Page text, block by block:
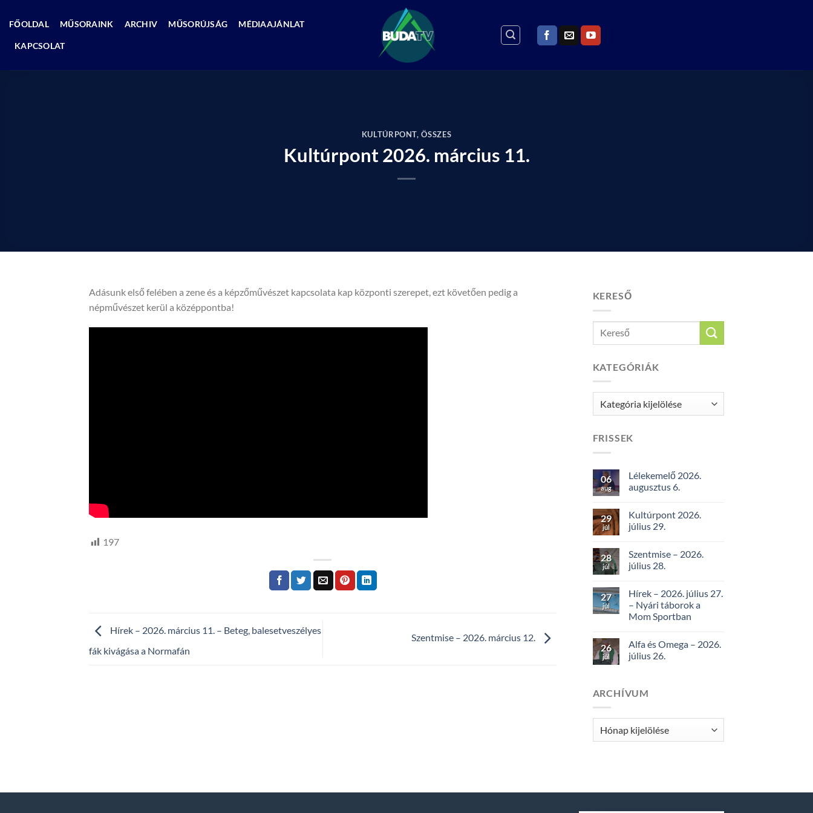
FŐOLDAL MŰSORAINK ARCHIV MŰSORÚJSÁG MÉDIAAJÁNLAT
KAPCSOLAT
KULTÚRPONT,ÖSSZES
Kultúrpont 2026. március 11.
Adásunk első felében a zene és a képzőművészet kapcsolata kap központi szerepet, ezt követően pedig a
népművészet kerül a középpontba!
197
Hírek – 2026. március 11. – Beteg, balesetveszélyes
fák kivágása a Normafán
Szentmise – 2026. március 12.
KERESŐ
KATEGÓRIÁK
Kategóriák
FRISSEK
06
aug
Lélekemelő 2026.
augusztus 6.
29
júl
Kultúrpont 2026.
július 29.
28
júl
Szentmise – 2026.
július 28.
27
júl
Hírek – 2026. július 27.
– Nyári táborok a
Mom Sportban
26
júl
Alfa és Omega – 2026.
július 26.
ARCHÍVUM
Archívum